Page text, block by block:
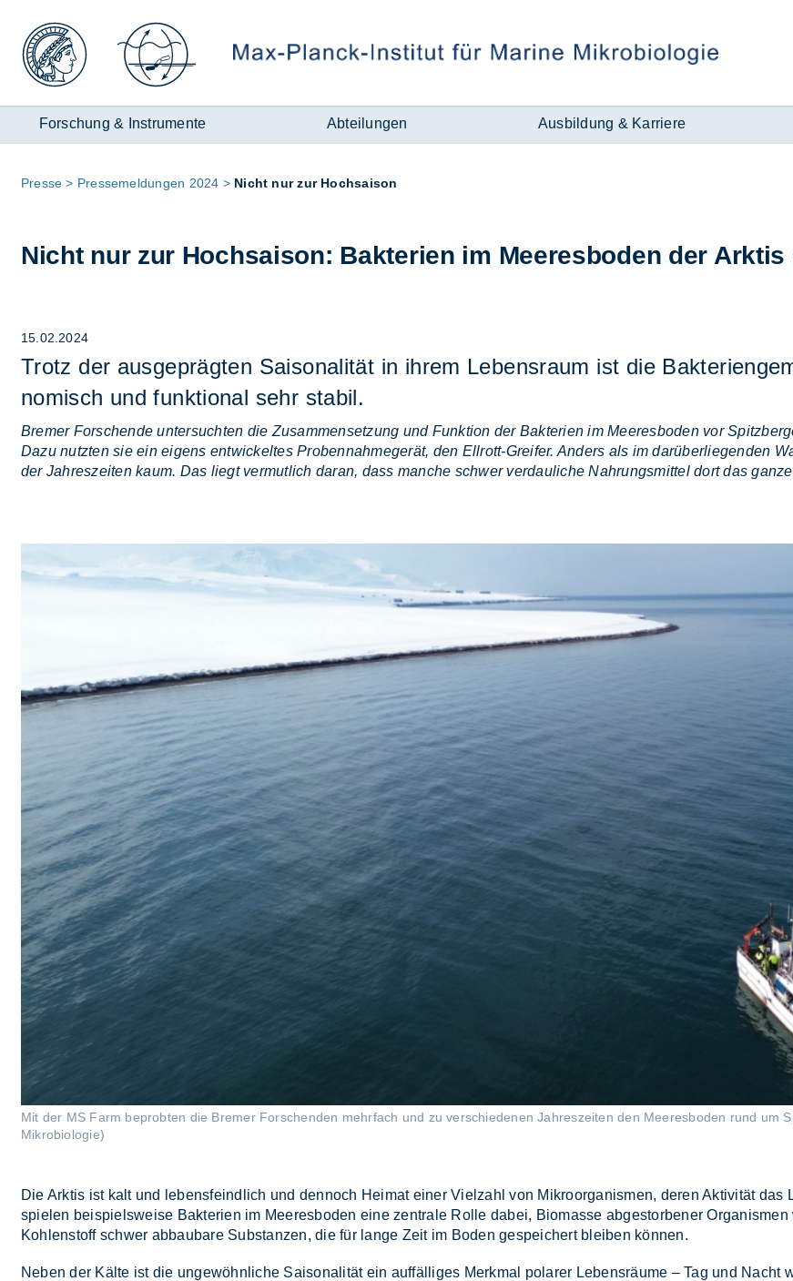
Inhalt
Forschung & Instrumente Abteilungen Ausbildung & Karriere
Seitenpfad:
Pres­se Pres­se­mel­dun­gen 2024 Nicht nur zur Hoch­sai­son
Nicht nur zur Hoch­sai­son: Bak­te­ri­en im Mee­res­bo­den der
15.02.2024
Trotz der aus­ge­präg­ten Sai­so­na­li­tät in ih­rem Le­bens­raum ist die
no­misch und funk­tio­nal sehr sta­bil.
Bremer Forschende untersuchten die Zusammensetzung und Funktion der Bakterien im Meeresboden vor
Dazu nutzten sie ein eigens entwickeltes Probennahmegerät, den Ellrott-Greifer. Anders als im darüberliegenden
der Jahreszeiten kaum. Das liegt vermutlich daran, dass manche schwer verdauliche Nahrungsmittel dort das
Mit der MS Farm beprobten die Bremer Forschenden mehrfach und zu verschiedenen Jahreszeiten den Meeresboden rund um
Mikrobiologie)
Die Ark­tis ist kalt und le­bens­feind­lich und den­noch Hei­mat ei­ner Viel­zahl von Mi­kro­or­ga­nis­men, de­ren Ak­ti­vi­tät
spie­len bei­spiels­wei­se Bak­te­ri­en im Mee­res­bo­den eine zen­tra­le Rol­le da­bei, Bio­mas­se ab­ge­stor­be­ner
Koh­len­stoff schwer ab­bau­ba­re Sub­stan­zen, die für lan­ge Zeit im Bo­den ge­spei­chert blei­ben kön­nen.
Ne­ben der Käl­te ist die un­ge­wöhn­li­che Sai­so­na­li­tät ein auf­fäl­li­ges Merk­mal po­la­rer Le­bens­räu­me – Tag und